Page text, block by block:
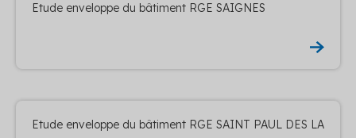
Etude enveloppe du bâtiment RGE SAIGNES
Etude enveloppe du bâtiment RGE SAINT PAUL DES LA